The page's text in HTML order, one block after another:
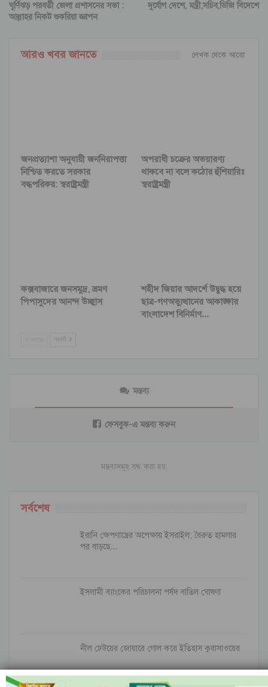
ঘূর্ণিঝড় পরবর্তী জেলা প্রশাসনের সভা :
আল্লাহর নিকট শুকরিয়া জ্ঞাপন
দুর্যোগ দেশে, মন্ত্রী,সচিব,ডিজি বিদেশে
আরও খবর জানতে লেখক থেকে আরো
জনপ্রত্যাশা অনুযায়ী জননিরাপত্তা
নিশ্চিত করতে সরকার
বদ্ধপরিকর: স্বরাষ্ট্রমন্ত্রী
অপরাধী চক্রের অভয়ারণ্য
থাকবে না বলে কঠোর হুঁশিয়ারিঃ
স্বরাষ্ট্রমন্ত্রী
কক্সবাজারে জনসমুদ্র, ভ্রমণ
পিপাসুদের আনন্দ উচ্ছ্বাস
শহীদ জিয়ার আদর্শে উদ্বুদ্ধ হয়ে
ছাত্র-গণঅভ্যুত্থানের আকাঙ্ক্ষার
বাংলাদেশ বিনির্মাণ…
পরবর্তী
মন্তব্য
ফেসবুক-এ মন্তব্য করুন
মন্তব্যসমূহ বন্ধ করা হয়.
সর্বশেষ
ইরানি ক্ষেপণাস্ত্রের অপেক্ষায় ইসরাইল; বৈরুত হামলার
পর বাড়ছে…
ইসলামী ব্যাংকের পরিচালনা পর্ষদ বাতিল ঘোষণা
নীল ঢেউয়ের জোয়ারে গোল করে ইতিহাস কুরাসাওয়ের